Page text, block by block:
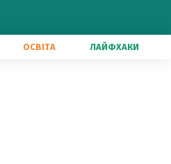
ОСВІТА ЛАЙФХАКИ